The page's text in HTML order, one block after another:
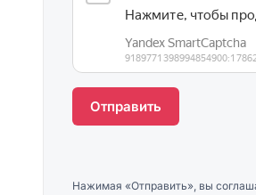
Отправить
Нажимая «Отправить», вы